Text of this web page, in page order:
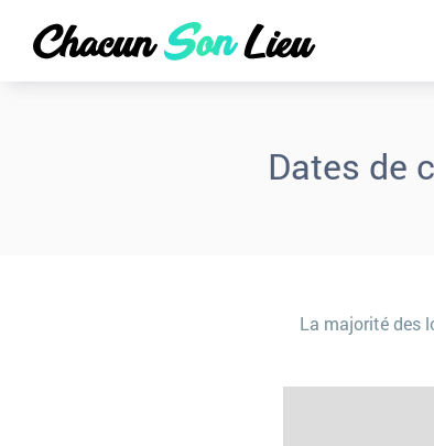
Dates de
La majorité des